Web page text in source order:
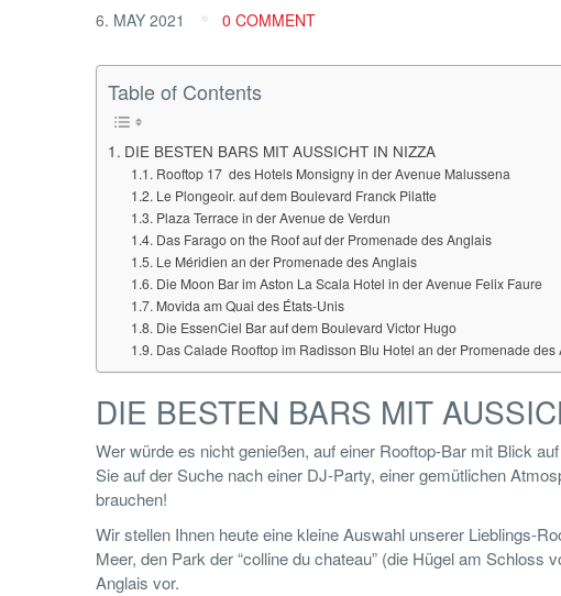
6. MAY 2021 0 COMMENT
Table of Contents
DIE BESTEN BARS MIT AUSSICHT IN NIZZA
Rooftop 17 des Hotels Monsigny in der Avenue Malussena
Le Plongeoir. auf dem Boulevard Franck Pilatte
Plaza Terrace in der Avenue de Verdun
Das Farago on the Roof auf der Promenade des Anglais
Le Méridien an der Promenade des Anglais
Die Moon Bar im Aston La Scala Hotel in der Avenue Felix Faure
Movida am Quai des États-Unis
Die EssenCiel Bar auf dem Boulevard Victor Hugo
Das Calade Rooftop im Radisson Blu Hotel an der Promenade
DIE BESTEN BARS MIT
Wer würde es nicht genießen, auf einer Rooftop-Bar mit Blick
Sie auf der Suche nach einer DJ-Party, einer gemütlichen
brauchen!
Wir stellen Ihnen heute eine kleine Auswahl unserer Lieblings-
Meer, den Park der “colline du chateau” (die Hügel am
Anglais vor.